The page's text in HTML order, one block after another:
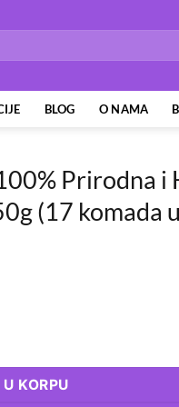
BLOG O NAMA
Prirodna i
(17 komada u
Poslastica za Vašeg
KORPU